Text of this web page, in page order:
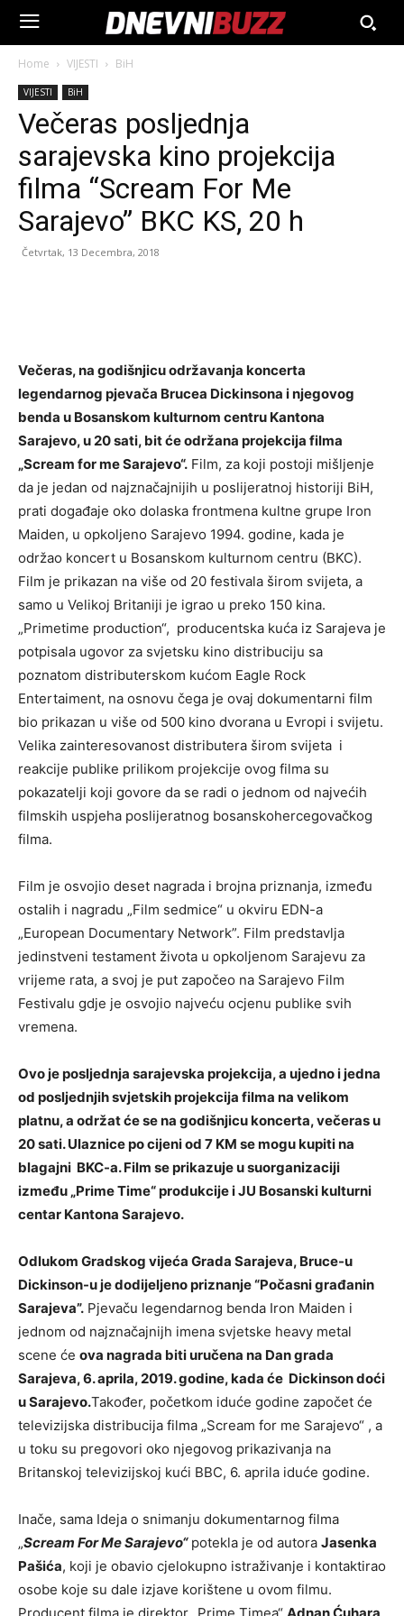
Home VIJESTI BiH
VIJESTI BiH
Večeras posljednja
sarajevska kino projekcija
filma “Scream For Me
Sarajevo” BKC KS, 20 h
Četvrtak, 13 Decembra, 2018
Večeras, na godišnjicu održavanja koncerta
legendarnog pjevača Brucea Dickinsona i njegovog
benda u Bosanskom kulturnom centru Kantona
Sarajevo, u 20 sati, bit će održana projekcija filma
„Scream for me Sarajevo“. Film, za koji postoji mišljenje
da je jedan od najznačajnijih u poslijeratnoj historiji BiH,
prati događaje oko dolaska frontmena kultne grupe Iron
Maiden, u opkoljeno Sarajevo 1994. godine, kada je
održao koncert u Bosanskom kulturnom centru (BKC).
Film je prikazan na više od 20 festivala širom svijeta, a
samo u Velikoj Britaniji je igrao u preko 150 kina.
„Primetime production“, producentska kuća iz Sarajeva je
potpisala ugovor za svjetsku kino distribuciju sa
poznatom distributerskom kućom Eagle Rock
Entertaiment, na osnovu čega je ovaj dokumentarni film
bio prikazan u više od 500 kino dvorana u Evropi i svijetu.
Velika zainteresovanost distributera širom svijeta i
reakcije publike prilikom projekcije ovog filma su
pokazatelji koji govore da se radi o jednom od najvećih
filmskih uspjeha poslijeratnog bosanskohercegovačkog
filma.
Film je osvojio deset nagrada i brojna priznanja, između
ostalih i nagradu „Film sedmice“ u okviru EDN-a
„European Documentary Network”. Film predstavlja
jedinstveni testament života u opkoljenom Sarajevu za
vrijeme rata, a svoj je put započeo na Sarajevo Film
Festivalu gdje je osvojio najveću ocjenu publike svih
vremena.
Ovo je posljednja sarajevska projekcija, a ujedno i jedna
od posljednjih svjetskih projekcija filma na velikom
platnu, a održat će se na godišnjicu koncerta, večeras u
20 sati. Ulaznice po cijeni od 7 KM se mogu kupiti na
blagajni BKC-a. Film se prikazuje u suorganizaciji
između „Prime Time“ produkcije i JU Bosanski kulturni
centar Kantona Sarajevo.
Odlukom Gradskog vijeća Grada Sarajeva, Bruce-u
Dickinson-u je dodijeljeno priznanje “Počasni građanin
Sarajeva”. Pjevaču legendarnog benda Iron Maiden i
jednom od najznačajnijh imena svjetske heavy metal
scene će ova nagrada biti uručena na Dan grada
Sarajeva, 6. aprila, 2019. godine, kada će Dickinson doći
u Sarajevo.Također, početkom iduće godine započet će
televizijska distribucija filma „Scream for me Sarajevo“ , a
u toku su pregovori oko njegovog prikazivanja na
Britanskoj televizijskoj kući BBC, 6. aprila iduće godine.
Inače, sama Ideja o snimanju dokumentarnog filma
„Scream For Me Sarajevo“potekla je od autora Jasenka
Pašića, koji je obavio cjelokupno istraživanje i kontaktirao
osobe koje su dale izjave korištene u ovom filmu.